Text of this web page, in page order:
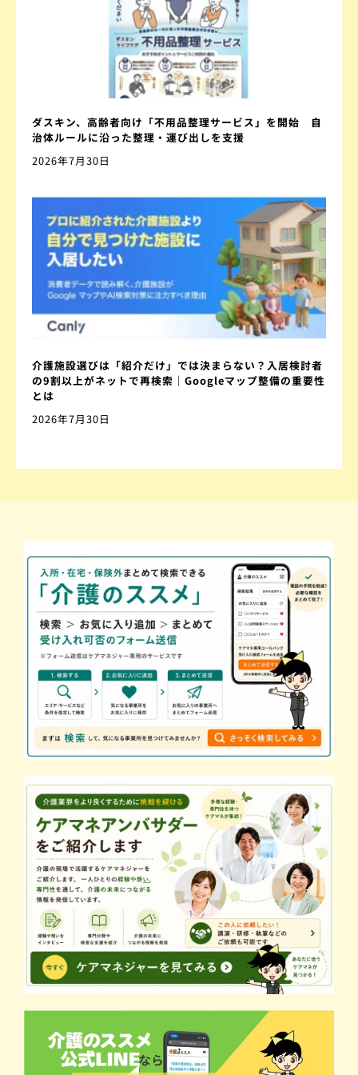
ダスキン、高齢者向け「不用品整理サービス」を開始 自
治体ルールに沿った整理・運び出しを支援
2026年7月30日
介護施設選びは「紹介だけ」では決まらない？入居検討者
の9割以上がネットで再検索｜Googleマップ整備の重要性
とは
2026年7月30日